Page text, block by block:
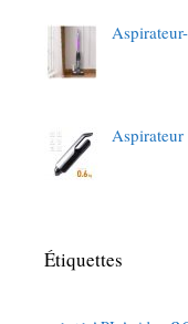
Aspirateur
Étiquettes